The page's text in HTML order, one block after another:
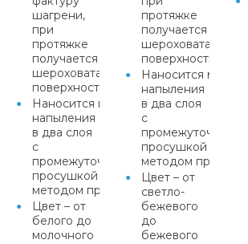
шагрени,
при
протяжке
получается равномерная
шероховатая
поверхность
Наносится методом
напыления
в два слоя
с
промежуточной
просушкой или
методом протяжки
Цвет – от
белого до
молочного
протяжке
получается
шероховатая
поверхность
Наносится
напыления
в два слоя
с
промежуточной
просушкой или
методом протяжки
Цвет – от
светло-
бежевого
до
бежевого